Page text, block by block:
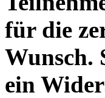
für die
Wunsch.
ein